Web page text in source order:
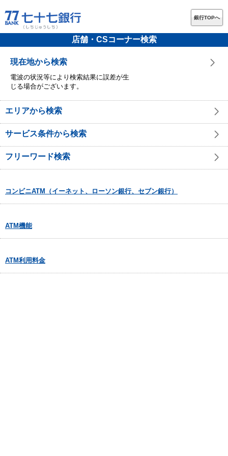
銀行TOPへ
店舗・CSコーナー検索
現在地から検索
電波の状況等により検索結果に誤差が生
じる場合がございます。
エリアから検索
サービス条件から検索
フリーワード検索
コンビニATM（イーネット、ローソン銀行、セブン銀行）
ATM機能
ATM利用料金